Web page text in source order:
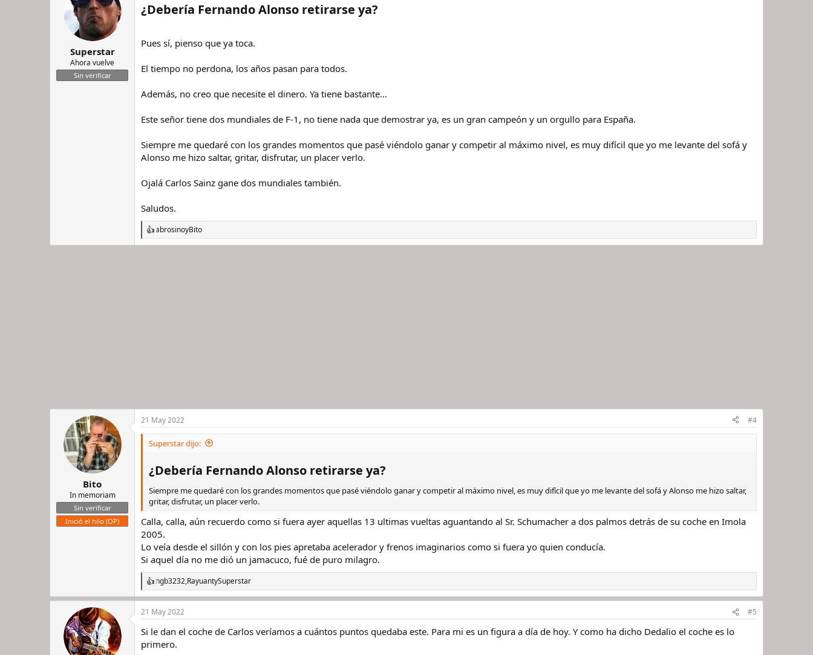
i
o
s
Superstar
Ahora vuelve
Sin verificar
¿Debería Fernando Alonso retirarse ya?​
Pues sí, pienso que ya toca.
El tiempo no perdona, los años pasan para todos.
Además, no creo que necesite el dinero. Ya tiene bastante...
Este señor tiene dos mundiales de F-1, no tiene nada que demostrar ya, es un gran campeón y un orgullo para España.
Siempre me quedaré con los grandes momentos que pasé viéndolo ganar y competir al máximo nivel, es muy difícil que yo me levante del sofá y
Alonso me hizo saltar, gritar, disfrutar, un placer verlo.
Ojalá Carlos Sainz gane dos mundiales también.
Saludos.
R
e
abrosinoyBito
Bito
In memoriam
Sin verificar
Inició el hilo (OP)
21 May 2022 #4
Superstar dijo:
¿Debería Fernando Alonso retirarse ya?​
Siempre me quedaré con los grandes momentos que pasé viéndolo ganar y competir al máximo nivel, es muy difícil que yo me levante del sofá y Alonso me hizo saltar,
gritar, disfrutar, un placer verlo.
Calla, calla, aún recuerdo como si fuera ayer aquellas 13 ultimas vueltas aguantando al Sr. Schumacher a dos palmos detrás de su coche en Imola
2005.
Lo veía desde el sillón y con los pies apretaba acelerador y frenos imaginarios como si fuera yo quien conducía.
Si aquel día no me dió un jamacuco, fué de puro milagro.
R
e
a
c
i
o
ngb3232,RayuantySuperstar
21 May 2022 #5
Si le dan el coche de Carlos veríamos a cuántos puntos quedaba este. Para mi es un figura a día de hoy. Y como ha dicho Dedalio el coche es lo
primero.